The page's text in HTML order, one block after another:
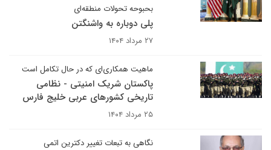
بحبوحه تحولات منطقه‌ای
پلی دوباره به واشنگتن
۲۷ مرداد ۱۴۰۴
ماهیت همکاری‌ای که در حال تکامل است
پاکستان شریک امنیتی - نظامی
تاریخی کشورهای عربی خلیج فارس
۲۵ مرداد ۱۴۰۴
نگاهی به تبعات تغییر دکترین اتمی